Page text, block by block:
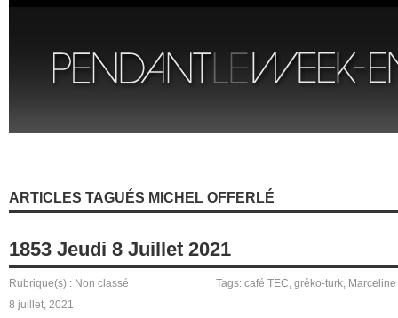
ARTICLES TAGUÉS MICHEL OFFERLÉ
1853 Jeudi 8 Juillet 2021
Rubrique(s) : Non classé Tags: café TEC, gréko-turk,
8 juillet, 2021